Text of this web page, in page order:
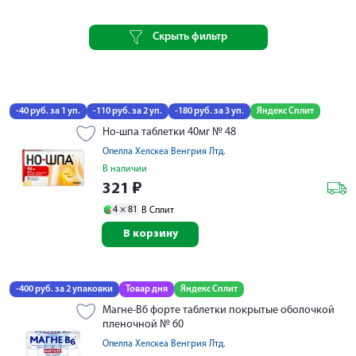
Скрыть фильтр
-40 руб. за 1 уп. -110 руб. за 2 уп. -180 руб. за 3 уп. Яндекс Сплит
Но-шпа таблетки 40мг № 48
Опелла Хелскеа Венгрия Лтд.
В наличии
321 ₽
4 × 81 В Сплит
В корзину
-400 руб. за 2 упаковки Товар дня Яндекс Сплит
Магне-В6 форте таблетки покрытые оболочкой
пленочной № 60
Опелла Хелскеа Венгрия Лтд.